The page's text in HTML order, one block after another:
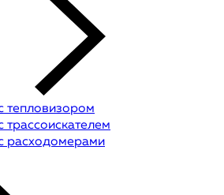
тепловизором
трассоискателем
расходомерами